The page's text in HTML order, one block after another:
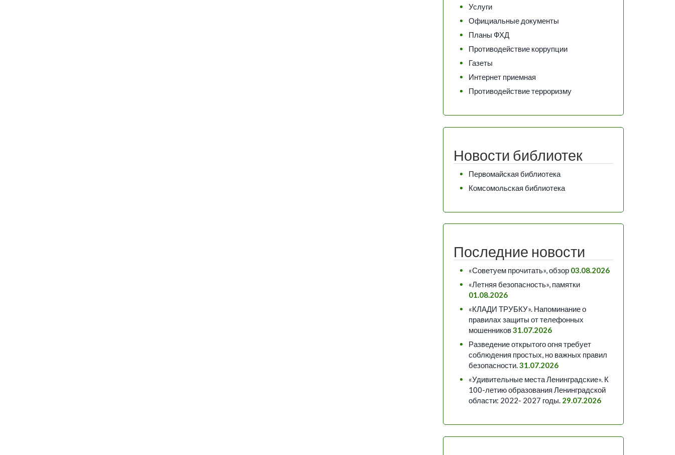
Услуги
Официальные документы
Планы ФХД
Противодействие коррупции
Газеты
Интернет приемная
Противодействие терроризму
Новости библиотек
Первомайская библиотека
Комсомольская библиотека
Последние новости
«Советуем прочитать», обзор 03.08.2026
«Летняя безопасность», памятки
01.08.2026
«КЛАДИ ТРУБКУ». Напоминание о
правилах защиты от телефонных
мошенников31.07.2026
Разведение открытого огня требует
соблюдения простых, но важных правил
безопасности.31.07.2026
«Удивительные места Ленинградские». К
100-летию образования Ленинградской
области: 2022- 2027 годы. 29.07.2026